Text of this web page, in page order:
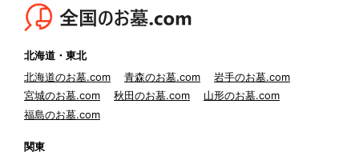
北海道・東北
北海道のお墓.com
青森のお墓.com
岩手のお墓.com
宮城のお墓.com
秋田のお墓.com
山形のお墓.com
福島のお墓.com
関東